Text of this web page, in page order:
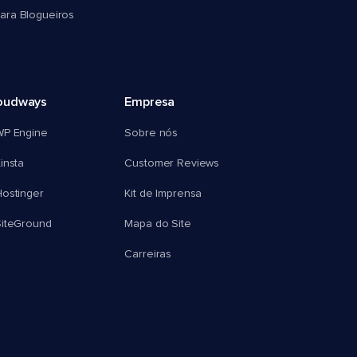
Blogueiros
Engine
Empresa
Sobre nós
Customer Reviews
Kit de Imprensa
Mapa do Site
Carreiras